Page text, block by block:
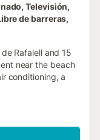
Televisión,
de barreras,
Rafalell and 15
near the beach
conditioning, a